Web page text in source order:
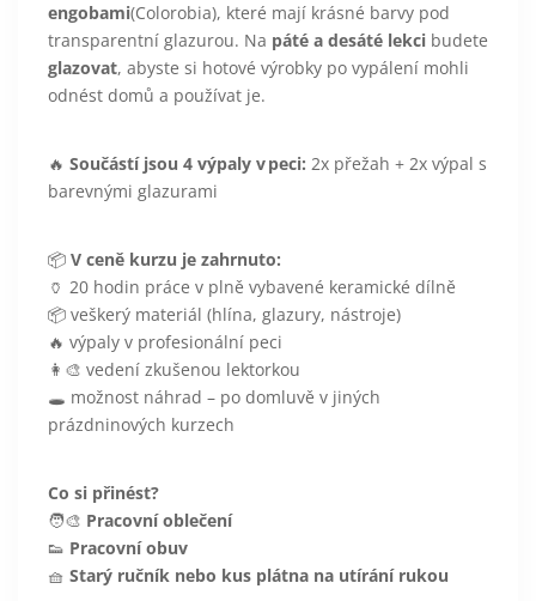
engobami(Colorobia), které mají krásné barvy pod
transparentní glazurou. Na páté a desáté lekci budete
glazovat, abyste si hotové výrobky po vypálení mohli
odnést domů a používat je.
🔥 Součástí jsou 4 výpaly v peci: 2x přežah + 2x výpal s
barevnými glazurami
📦 V ceně kurzu je zahrnuto:
🏺 20 hodin práce v plně vybavené keramické dílně
📦 veškerý materiál (hlína, glazury, nástroje)
🔥 výpaly v profesionální peci
👩‍🎨 vedení zkušenou lektorkou
🕳️ možnost náhrad – po domluvě v jiných
prázdninových kurzech
Co si přinést?
🧑‍🎨 Pracovní oblečení
👟 Pracovní obuv
🧺 Starý ručník nebo kus plátna na utírání rukou